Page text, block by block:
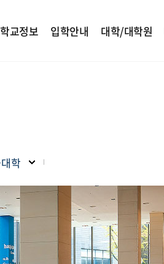
학교정보 입학안내 대학/대학원
학